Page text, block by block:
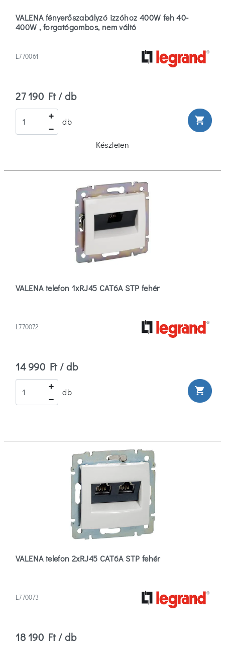
VALENA fényerőszabályzó izzóhoz 400W feh 40-
400W , forgatógombos, nem váltó
L770061
27 190 Ft / db
db shopping_cart
Készleten
VALENA telefon 1xRJ45 CAT6A STP fehér
L770072
14 990 Ft / db
db shopping_cart
VALENA telefon 2xRJ45 CAT6A STP fehér
L770073
18 190 Ft / db